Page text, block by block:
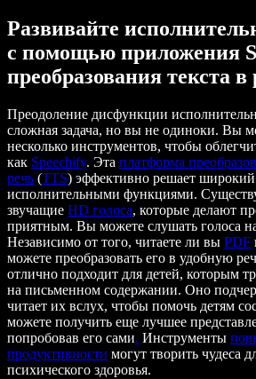
Развивайте
с помощью приложения
преобразования текста в
Преодоление дисфункции
сложная задача, но вы не одиноки. Вы
несколько инструментов, чтобы
как Speechify. Эта платформа
речь (TTS) эффективно решает
исполнительными функциями.
звучащие HD голоса, которые делают
приятным. Вы можете слушать голоса
Независимо от того, читаете ли вы PDF
можете преобразовать его в удобную
отлично подходит для детей, которым
на письменном содержании. Оно
читает их вслух, чтобы помочь детям
можете получить еще лучшее
попробовав его сами. Инструменты
продуктивности могут творить чудеса
психического здоровья.